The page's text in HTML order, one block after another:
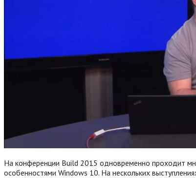
На конференции Build 2015 одновременно проходит
особенностями Windows 10. На нескольких